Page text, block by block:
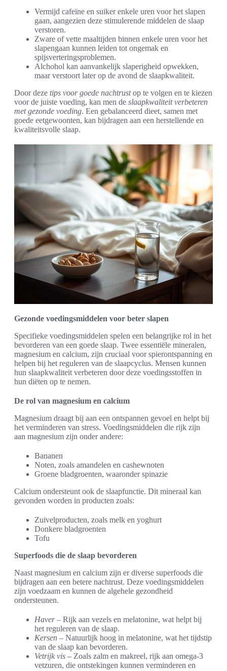
Vermijd cafeïne en suiker enkele uren voor het slapen
gaan, aangezien deze stimulerende middelen de slaap
verstoren.
Zware of vette maaltijden binnen enkele uren voor het
slapengaan kunnen leiden tot ongemak en
spijsverteringsproblemen.
Alchohol kan aanvankelijk slaperigheid opwekken,
maar verstoort later op de avond de slaapkwaliteit.
Door deze tips voor goede nachtrustop te volgen en te kiezen
voor de juiste voeding, kan men de slaapkwaliteit verbeteren
met gezonde voeding. Een gebalanceerd dieet, samen met
goede eetgewoonten, kan bijdragen aan een herstellende en
kwaliteitsvolle slaap.
Gezonde voedingsmiddelen voor beter slapen
Specifieke voedingsmiddelen spelen een belangrijke rol in het
bevorderen van een goede slaap. Twee essentiële mineralen,
magnesium en calcium, zijn cruciaal voor spierontspanning en
helpen bij het reguleren van de slaapcyclus. Mensen kunnen
hun slaapkwaliteit verbeteren door deze voedingsstoffen in
hun diëten op te nemen.
De rol van magnesium en calcium
Magnesium draagt bij aan een ontspannen gevoel en helpt bij
het verminderen van stress. Voedingsmiddelen die rijk zijn
aan magnesium zijn onder andere:
Bananen
Noten, zoals amandelen en cashewnoten
Groene bladgroenten, waaronder spinazie
Calcium ondersteunt ook de slaapfunctie. Dit mineraal kan
gevonden worden in producten zoals:
Zuivelproducten, zoals melk en yoghurt
Donkere bladgroenten
Tofu
Superfoods die de slaap bevorderen
Naast magnesium en calcium zijn er diverse superfoods die
bijdragen aan een betere nachtrust. Deze voedingsmiddelen
zijn voedzaam en kunnen de algehele gezondheid
ondersteunen.
Haver– Rijk aan vezels en melatonine, wat helpt bij
het reguleren van de slaap.
Kersen – Natuurlijk hoog in melatonine, wat het tijdstip
van de slaap kan bevorderen.
Vetrijk vis – Zoals zalm en makreel, rijk aan omega-3
vetzuren, die ontstekingen kunnen verminderen en